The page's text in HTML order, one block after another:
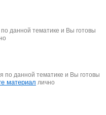
данной тематике и Вы готовы
по данной тематике и Вы готовы
материал лично